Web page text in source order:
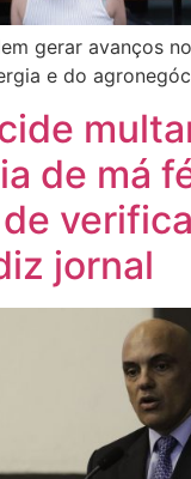
gerar avanços
e do
de má
jornal